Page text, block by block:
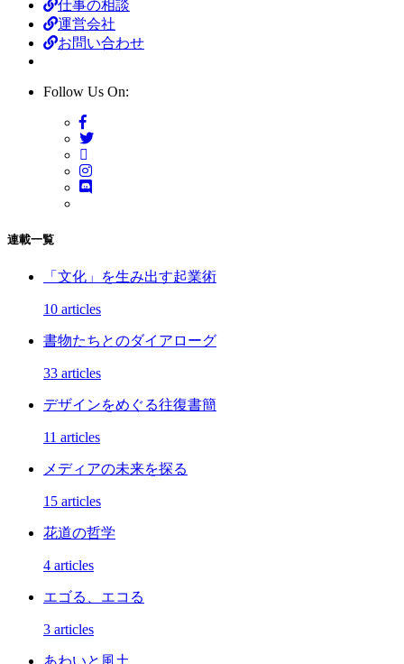
仕事の相談
運営会社
お問い合わせ
Follow Us On:
連載一覧
「文化」を生み出す起業術
10 articles
書物たちとのダイアローグ
33 articles
デザインをめぐる往復書簡
11 articles
メディアの未来を探る
15 articles
花道の哲学
4 articles
エゴる、エコる
3 articles